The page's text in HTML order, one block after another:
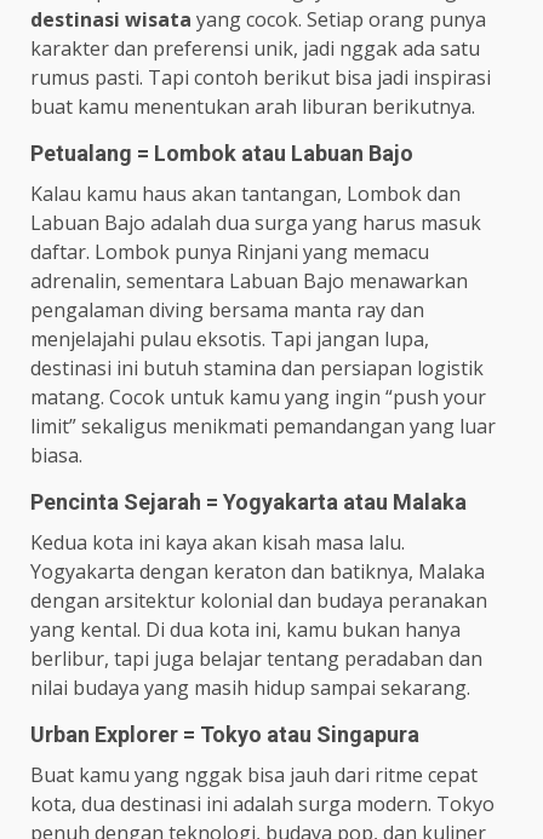
destinasi wisata yang cocok. Setiap orang punya
karakter dan preferensi unik, jadi nggak ada satu
rumus pasti. Tapi contoh berikut bisa jadi inspirasi
buat kamu menentukan arah liburan berikutnya.
Petualang = Lombok atau Labuan Bajo
Kalau kamu haus akan tantangan, Lombok dan
Labuan Bajo adalah dua surga yang harus masuk
daftar. Lombok punya Rinjani yang memacu
adrenalin, sementara Labuan Bajo menawarkan
pengalaman diving bersama manta ray dan
menjelajahi pulau eksotis. Tapi jangan lupa,
destinasi ini butuh stamina dan persiapan logistik
matang. Cocok untuk kamu yang ingin “push your
limit” sekaligus menikmati pemandangan yang luar
biasa.
Pencinta Sejarah = Yogyakarta atau Malaka
Kedua kota ini kaya akan kisah masa lalu.
Yogyakarta dengan keraton dan batiknya, Malaka
dengan arsitektur kolonial dan budaya peranakan
yang kental. Di dua kota ini, kamu bukan hanya
berlibur, tapi juga belajar tentang peradaban dan
nilai budaya yang masih hidup sampai sekarang.
Urban Explorer = Tokyo atau Singapura
Buat kamu yang nggak bisa jauh dari ritme cepat
kota, dua destinasi ini adalah surga modern. Tokyo
penuh dengan teknologi, budaya pop, dan kuliner